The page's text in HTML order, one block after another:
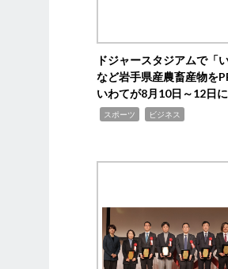
ドジャースタジアムで「
など岩手県産農畜産物を
いわてが8月10日～12日
スポーツ ビジネス